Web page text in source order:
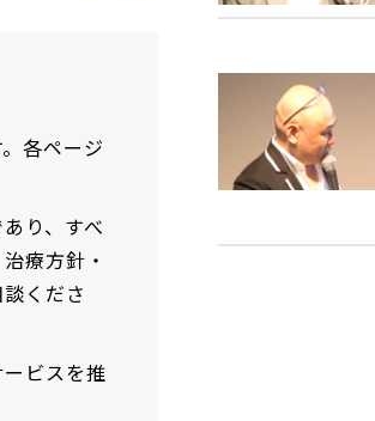
各ページ
り、すべ
療方針・
くださ
ビスを推